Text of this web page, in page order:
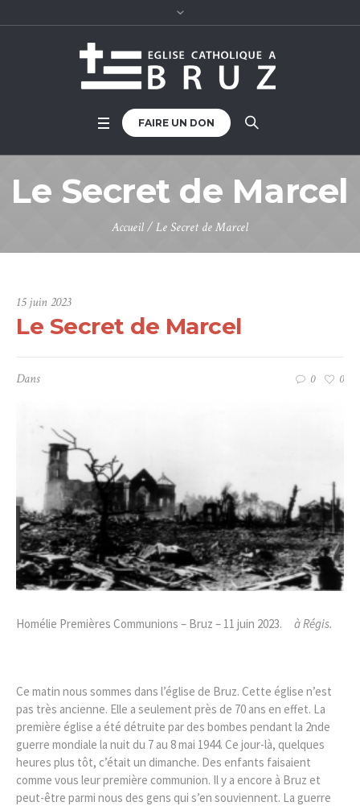
FAIRE UN DON
Le Secret de Marcel
Accueil/Le Secret de Marcel
15 juin 2023
Le Secret de Marcel
Dans 0 0
Homélie Premières Communions – Bruz – 11 juin 2023. à Régis.
Ce matin nous sommes dans l’église de Bruz. Cette église n’est
pas très ancienne. Elle a seulement près de 70 ans en effet. La
première église a été détruite par des bombes pendant la 2nde
guerre mondiale la nuit du 7 au 8 mai 1944. Ce jour-là, quelques
heures plus tôt, c’était un dimanche. Des enfants faisaient
comme vous leur première communion. Il y a encore à Bruz et
peut-être parmi nous des gens qui s’en souviennent. La guerre